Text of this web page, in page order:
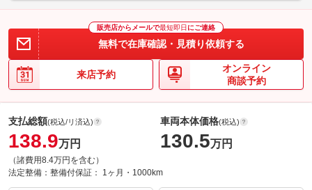
販売店からメールで最短即日 にご連絡
無料で在庫確認・見積り依頼する
来店予約
オンライン
商談予約
支払総額(税込/リ済込)
138.9万円
（諸費用8.4万円を含む）
車両本体価格(税込)
130.5万円
法定整備： 整備付保証： 1ヶ月・1000km